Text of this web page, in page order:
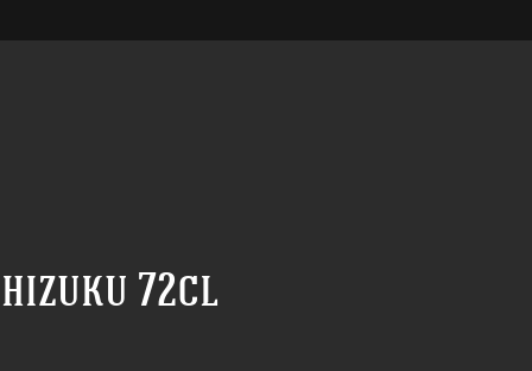
72cl